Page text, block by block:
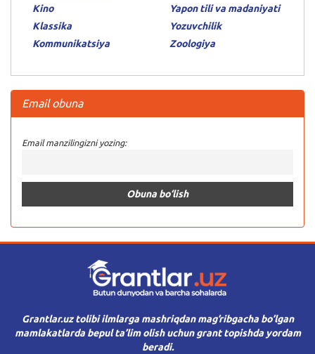
Kino
Klassika
Kommunikatsiya
Yapon tili va madaniyati
Yozuvchilik
Zoologiya
Email obuna
Email manzilingizni yozing:
Grantlar.uz tolibi ilmlarga mashriqdan mag’ribgacha bo’lgan
mamlakatlarda bepul ta’lim olish uchun grant topishda yordam
beradi.